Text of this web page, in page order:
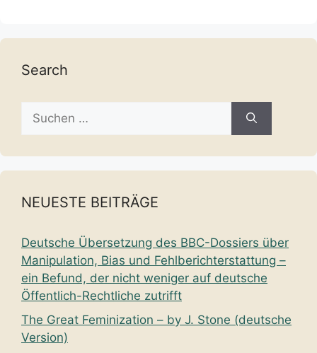
Search
Suche
nach:
NEUESTE BEITRÄGE
Deutsche Übersetzung des BBC-Dossiers über
Manipulation, Bias und Fehlberichterstattung –
ein Befund, der nicht weniger auf deutsche
Öffentlich-Rechtliche zutrifft
The Great Feminization – by J. Stone (deutsche
Version)